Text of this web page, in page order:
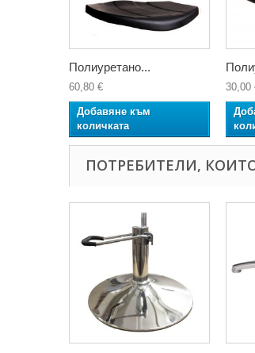
Полиуретано...
60,80 €
Добавяне към
количката
30,00
ПОТРЕБИТЕЛИ,